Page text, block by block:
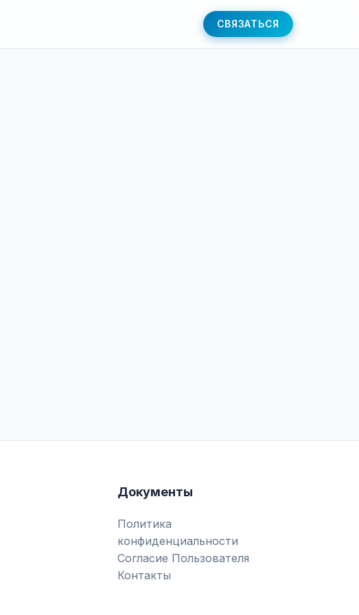
СВЯЗАТЬСЯ
Документы
Политика
конфиденциальности
Согласие Пользователя
Контакты